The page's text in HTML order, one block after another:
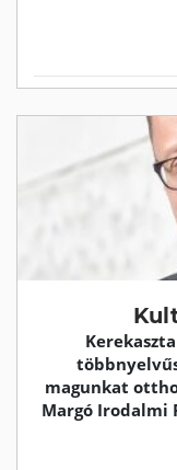
magunkat
Margó Irodalmi